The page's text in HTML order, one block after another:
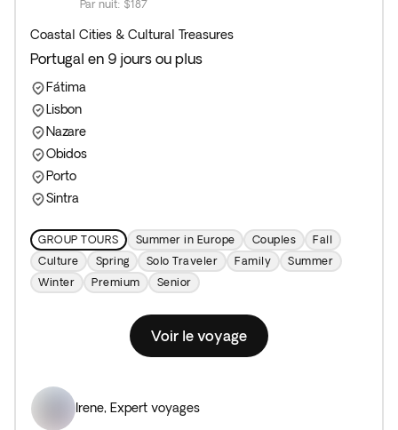
Par nuit: $187
Coastal Cities & Cultural Treasures
Portugal en 9 jours ou plus
Fátima
Lisbon
Nazare
Obidos
Porto
Sintra
GROUP TOURS Summer in Europe Couples
Fall
Culture
Spring Solo Traveler Family
Summer
Winter
Premium Senior
Voir le voyage
Irene, Expert voyages